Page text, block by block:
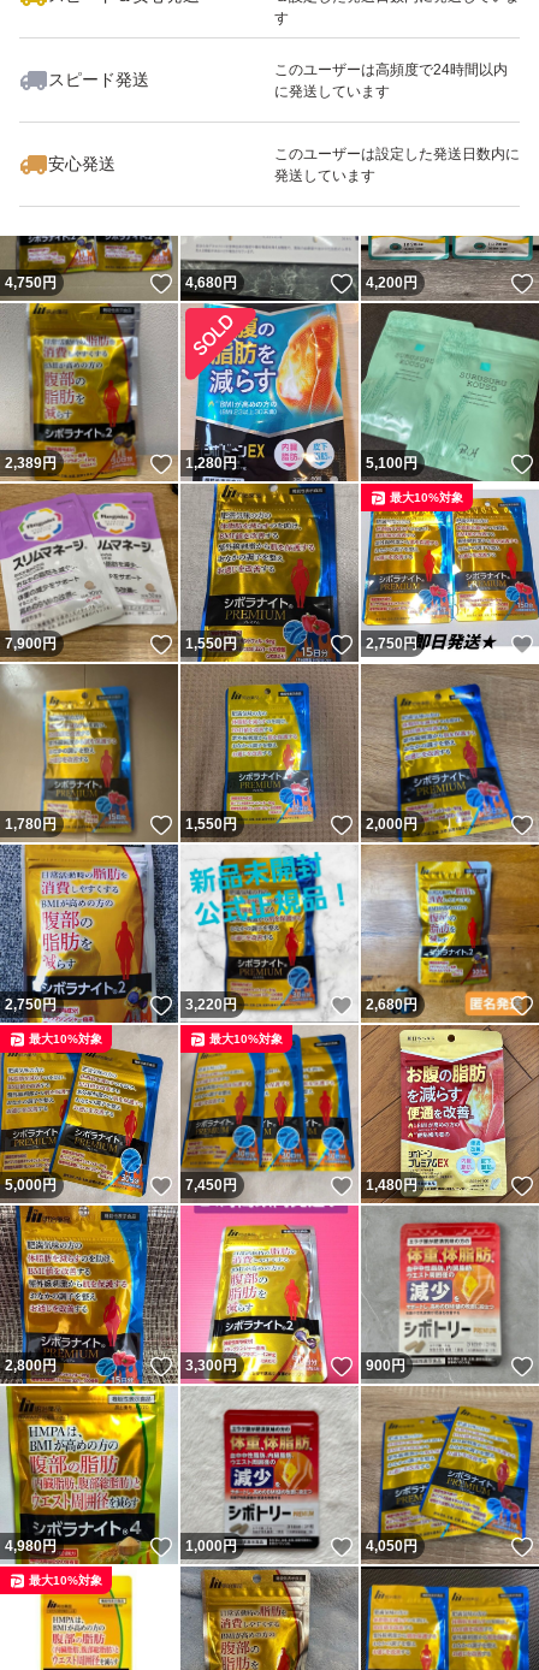
す
スピード発送
このユーザーは高頻度で24時間以内
に発送しています
安心発送
このユーザーは設定した発送日数内に
発送しています
いいね！
2,200
4,750円 いいね！
4,680円 いいね！
4,200円
2,389円 いいね！
1,280円 5,100円
7,900円 いいね！
1,550円 いいね！
2,750円
最大10%対象
1,780円 いいね！
1,550円 いいね！
2,000円
2,750円 いいね！
3,220 円 いいね！
2,680円
5,000円 いいね！
最大10%対象
7,450円 いいね！
最大10%対象
1,480円
2,800円 いいね！
3,300円 いいね！
900円
4,980円 いいね！
1,000円 いいね！
4,050円
最大10%対象